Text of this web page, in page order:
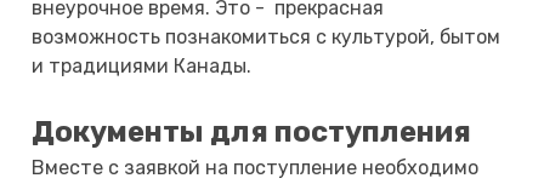
внеурочное время. Это - прекрасная
возможность познакомиться с культурой, бытом
и традициями Канады.
Документы для поступления
Вместе с заявкой на поступление необходимо